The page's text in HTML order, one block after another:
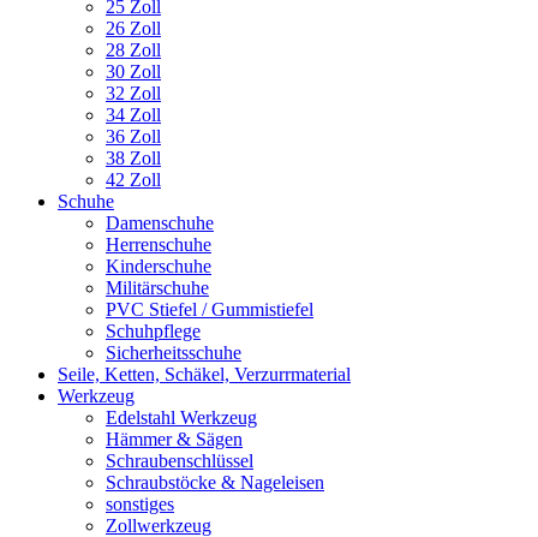
25 Zoll
26 Zoll
28 Zoll
30 Zoll
32 Zoll
34 Zoll
36 Zoll
38 Zoll
42 Zoll
Schuhe
Damenschuhe
Herrenschuhe
Kinderschuhe
Militärschuhe
PVC Stiefel / Gummistiefel
Schuhpflege
Sicherheitsschuhe
Seile, Ketten, Schäkel, Verzurrmaterial
Werkzeug
Edelstahl Werkzeug
Hämmer & Sägen
Schraubenschlüssel
Schraubstöcke & Nageleisen
sonstiges
Zollwerkzeug